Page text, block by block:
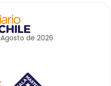
Agosto de 2026